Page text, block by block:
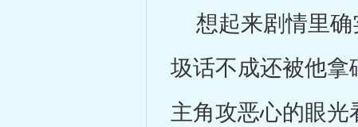
想起来剧情里确
圾话不成还被他
主角攻恶心的眼